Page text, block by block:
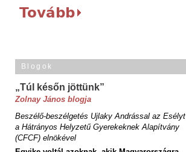
Tovább
Blogok
„Túl későn jöttünk”
Zolnay János blogja
Beszélő-beszélgetés Ujlaky Andrással az Esélyt
a Hátrányos Helyzetű Gyerekeknek Alapítvány
(CFCF) elnökével